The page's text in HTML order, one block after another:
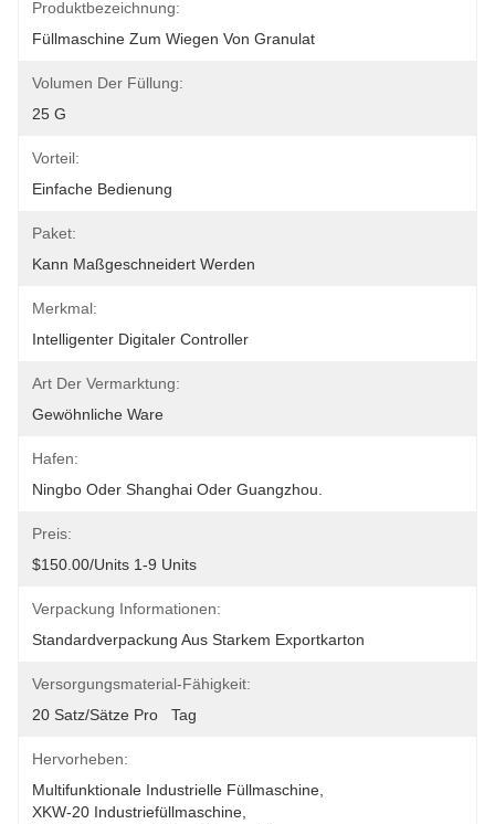
Produktbezeichnung:
Füllmaschine Zum Wiegen Von Granulat
Volumen Der Füllung:
25 G
Vorteil:
Einfache Bedienung
Paket:
Kann Maßgeschneidert Werden
Merkmal:
Intelligenter Digitaler Controller
Art Der Vermarktung:
Gewöhnliche Ware
Hafen:
Ningbo Oder Shanghai Oder Guangzhou.
Preis:
$150.00/units 1-9 Units
Verpackung Informationen:
Standardverpackung Aus Starkem Exportkarton
Versorgungsmaterial-Fähigkeit:
20 Satz/Sätze Pro   Tag
Hervorheben:
Multifunktionale Industrielle Füllmaschine
XKW-20 Industriefüllmaschine